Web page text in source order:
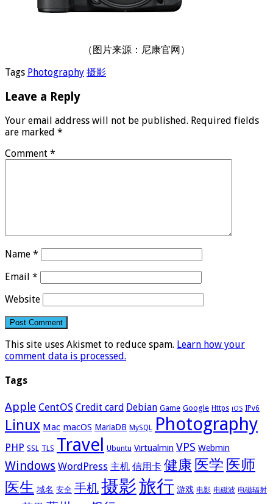
（图片来源：尼康官网）
Tags Photography 摄影
Leave a Reply
Your email address will not be published. Required fields
are marked *
Comment *
Name *
Email *
Website
This site uses Akismet to reduce spam. Learn how your
comment data is processed.
Tags
Apple CentOS Credit card Debian Game Google Https iOS IPv6
Linux Mac macOS MariaDB MySQL Photography
PHP SSL TLS Travel Ubuntu Virtualmin VPS Webmin
Windows WordPress 主机 信用卡 健康 医学 医师
医生 域名 安全 手机摄影旅行 游戏 电影 电磁波 电磁辐射